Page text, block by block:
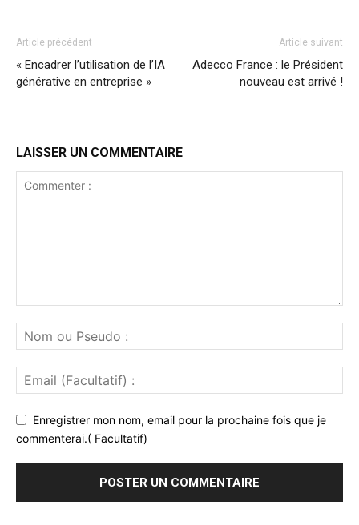
Article précédent
« Encadrer l’utilisation de l’IA
générative en entreprise »
Article suivant
Adecco France : le Président
nouveau est arrivé !
LAISSER UN COMMENTAIRE
Enregistrer mon nom, email pour la prochaine fois que je
commenterai.( Facultatif)